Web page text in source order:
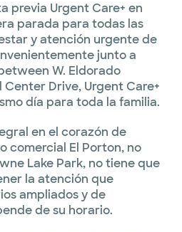
previa Urgent Care+ en
parada para todas las
y atención urgente de
junto a
W. Eldorado
Drive, Urgent Care+
día para toda la familia.
en el corazón de
comercial El Porton, no
Lake Park, no tiene que
la atención que
ampliados y de
de su horario.